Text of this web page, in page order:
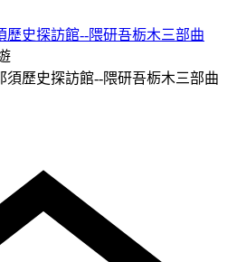
歷史探訪館--隈研吾栃木三部曲